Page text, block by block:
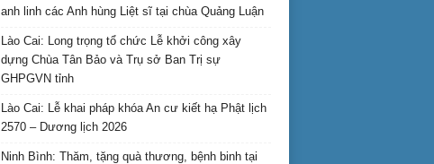
anh linh các Anh hùng Liệt sĩ tại chùa Quảng Luận
Lào Cai: Long trọng tổ chức Lễ khởi công xây
dựng Chùa Tân Bảo và Trụ sở Ban Trị sự
GHPGVN tỉnh
Lào Cai: Lễ khai pháp khóa An cư kiết hạ Phật lịch
2570 – Dương lịch 2026
Ninh Bình: Thăm, tặng quà thương, bệnh binh tại